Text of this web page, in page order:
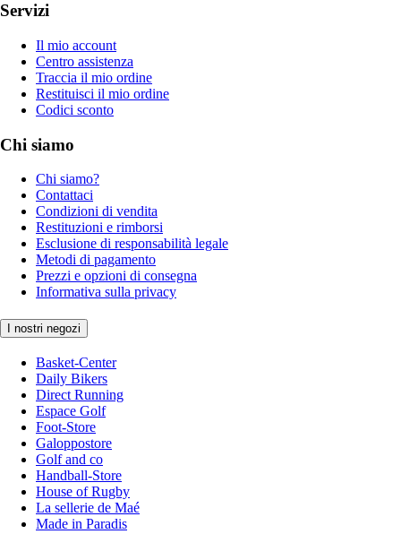
Servizi
Il mio account
Centro assistenza
Traccia il mio ordine
Restituisci il mio ordine
Codici sconto
Chi siamo
Chi siamo?
Contattaci
Condizioni di vendita
Restituzioni e rimborsi
Esclusione di responsabilità legale
Metodi di pagamento
Prezzi e opzioni di consegna
Informativa sulla privacy
I nostri negozi
Basket-Center
Daily Bikers
Direct Running
Espace Golf
Foot-Store
Galoppostore
Golf and co
Handball-Store
House of Rugby
La sellerie de Maé
Made in Paradis